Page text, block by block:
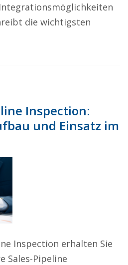
die wichtigsten
Inspection:
und Einsatz im
Inspection erhalten Sie
Sales-Pipeline